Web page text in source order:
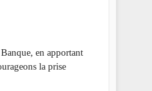
en apportant
la prise